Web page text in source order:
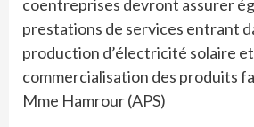
coentreprises devront assurer
prestations de services entrant
production d’électricité solaire et
commercialisation des produits
Mme Hamrour (APS)